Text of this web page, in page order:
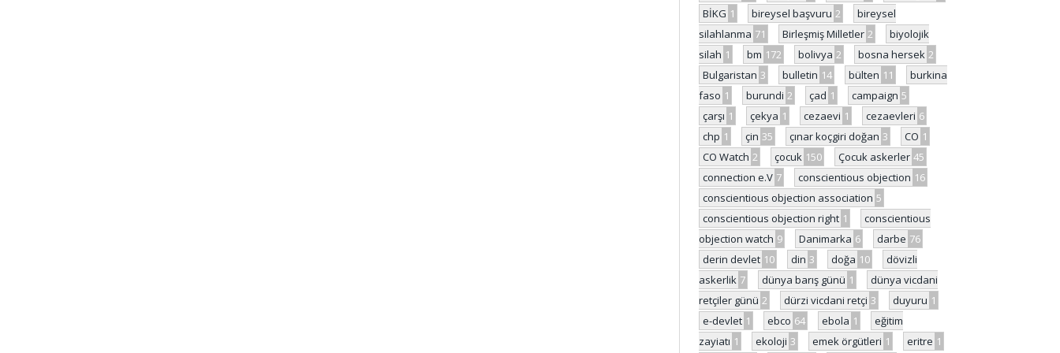
BİKG 1 bireysel başvuru 2
bireysel
silahlanma 71 Birleşmiş Milletler 2
biyolojik
silah 1 bm 172 bolivya 2 bosna hersek 2
Bulgaristan 3 bulletin 14 bülten 11
burkina
faso 1 burundi 2 çad 1 campaign 5
çarşı 1 çekya 1 cezaevi 1 cezaevleri 6
chp 1 çin 35 çınar koçgiri doğan 3 CO 1
CO Watch 2 çocuk 150 Çocuk askerler 45
connection e.V 7 conscientious objection 16
conscientious objection association 5
conscientious objection right 1
conscientious
objection watch 9 Danimarka 6 darbe 76
derin devlet 10 din 3 doğa 10
dövizli
askerlik 7 dünya barış günü 1
dünya vicdani
retçiler günü 2 dürzi vicdani retçi 3 duyuru 1
e-devlet 1 ebco 64 ebola 1
eğitim
zayiatı 1 ekoloji 3 emek örgütleri 1 eritre 1